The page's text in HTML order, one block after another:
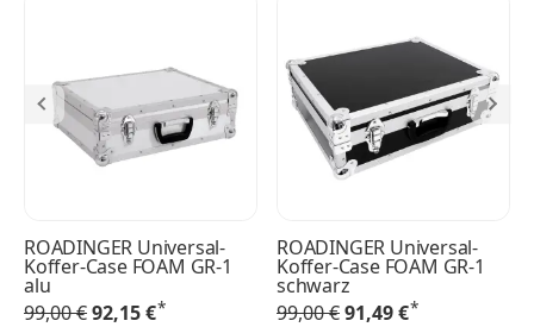
ROADINGER Universal-
Koffer-Case FOAM GR-1
alu
99,00 €92,15 €*
ROADINGER Universal-
Koffer-Case FOAM GR-1
schwarz
99,00 €91,49 €*